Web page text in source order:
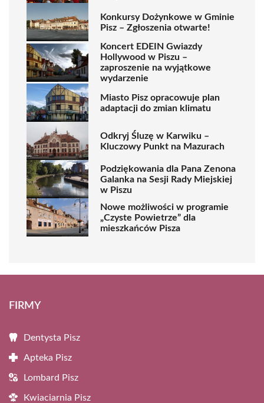
Konkursy Dożynkowe w Gminie
Pisz – Zgłoszenia otwarte!
Koncert EDEIN Gwiazdy
Hollywood w Piszu –
zaproszenie na wyjątkowe
wydarzenie
Miasto Pisz opracowuje plan
adaptacji do zmian klimatu
Odkryj Śluzę w Karwiku –
Kluczowy Punkt na Mazurach
Podziękowania dla Pana Zenona
Galanka na Sesji Rady Miejskiej
w Piszu
Nowe możliwości w programie
„Czyste Powietrze” dla
mieszkańców Pisza
FIRMY
Dentysta Pisz
Apteka Pisz
Lombard Pisz
Kwiaciarnia Pisz